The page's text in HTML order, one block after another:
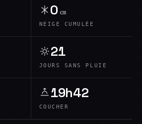
0 cm
NEIGE CUMULÉE
21
JOURS SANS PLUIE
19h42
COUCHER